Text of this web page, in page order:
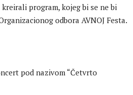
program, kojeg bi se ne bi
odbora AVNOJ Festa.
pod nazivom “Četvrto